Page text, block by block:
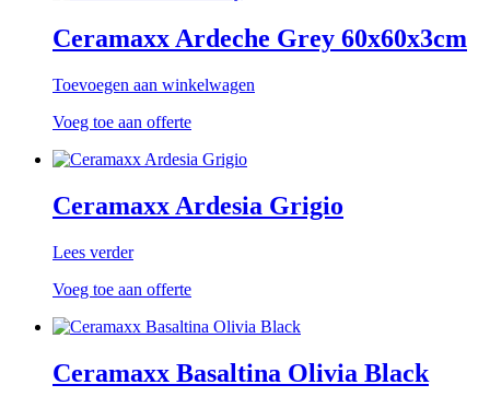
Ceramaxx Ardeche Grey 60x60x3cm
Toevoegen aan winkelwagen
Voeg toe aan offerte
Ceramaxx Ardesia Grigio
Lees verder
Voeg toe aan offerte
Ceramaxx Basaltina Olivia Black